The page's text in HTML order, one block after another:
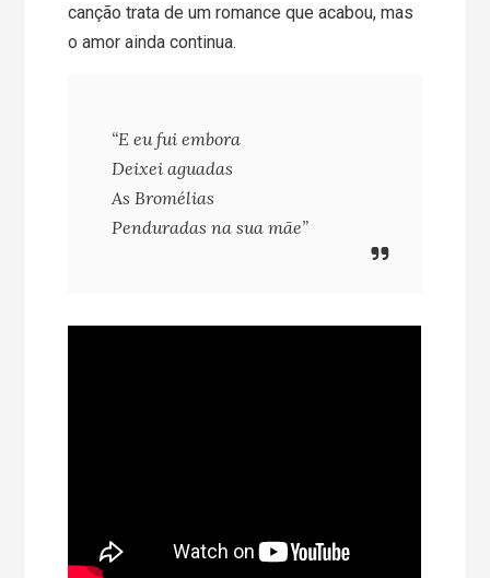
canção trata de um romance que acabou, mas
o amor ainda continua.
“E eu fui embora
Deixei aguadas
As Bromélias
Penduradas na sua mãe”